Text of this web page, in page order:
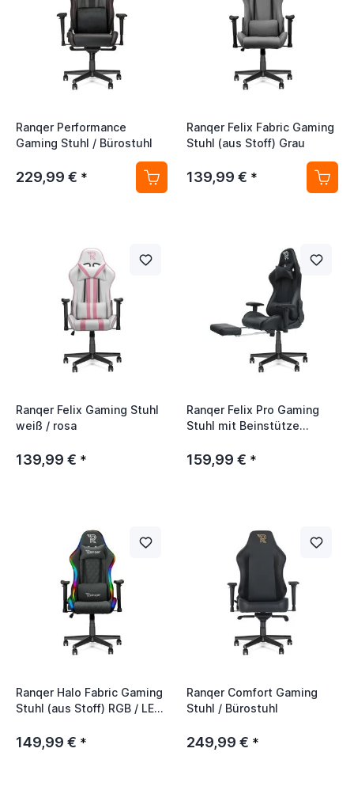
Ranqer Performance
Gaming Stuhl / Bürostuhl
229,99 € *
Ranqer Felix Fabric Gaming
Stuhl (aus Stoff) Grau
139,99 € *
Ranqer Felix Gaming Stuhl
weiß / rosa
139,99 € *
Ranqer Felix Pro Gaming
Stuhl mit Beinstütze
159,99 € *
Ranqer Halo Fabric Gaming
Stuhl (aus Stoff) RGB / LED
149,99 € *
Ranqer Comfort Gaming
Stuhl / Bürostuhl
249,99 € *